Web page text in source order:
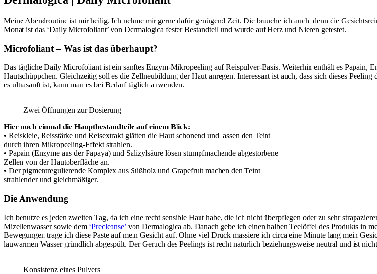
Meine Abendroutine ist mir heilig. Ich nehme mir gerne dafür genügend Zeit. Die brauche ich auch, denn die
Monat ist das ‘Daily Microfoliant’ von Dermalogica fester Bestandteil und wurde auf Herz und Nieren getestet.
Microfoliant – Was ist das überhaupt?
Das tägliche Daily Microfoliant ist ein sanftes Enzym-Mikropeeling auf Reispulver-Basis. Weiterhin enthält es Papain,
Hautschüppchen. Gleichzeitig soll es die Zellneubildung der Haut anregen. Interessant ist auch, dass sich dieses
es ultrasanft ist, kann man es bei Bedarf täglich anwenden.
Zwei Öffnungen zur Dosierung
Hier noch einmal die Hauptbestandteile auf einem Blick:
• Reiskleie, Reisstärke und Reisextrakt glätten die Haut schonend und lassen den Teint
durch ihren Mikropeeling-Effekt strahlen.
• Papain (Enzyme aus der Papaya) und Salizylsäure lösen stumpfmachende abgestorbene
Zellen von der Hautoberfläche an.
• Der pigmentregulierende Komplex aus Süßholz und Grapefruit machen den Teint
strahlender und gleichmäßiger.
Die Anwendung
Ich benutze es jeden zweiten Tag, da ich eine recht sensible Haut habe, die ich nicht überpflegen oder zu sehr
Mizellenwasser sowie dem ‘Precleanse’ von Dermalogica ab. Danach gebe ich einen halben Teelöffel des Produkts in
Bewegungen trage ich diese Paste auf mein Gesicht auf. Ohne viel Druck massiere ich circa eine Minute lang mein
lauwarmen Wasser gründlich abgespült. Der Geruch des Peelings ist recht natürlich beziehungsweise neutral und ist
Konsistenz eines Pulvers